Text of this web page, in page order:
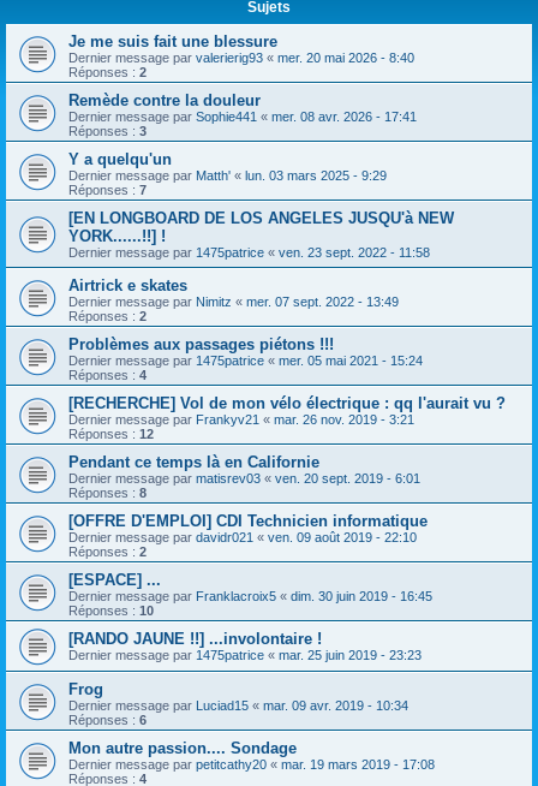
Sujets
Je me suis fait une blessure
Dernier message par valerierig93 « mer. 20 mai 2026 - 8:40
Réponses : 2
Remède contre la douleur
Dernier message par Sophie441 « mer. 08 avr. 2026 - 17:41
Réponses : 3
Y a quelqu'un
Dernier message par Matth' « lun. 03 mars 2025 - 9:29
Réponses : 7
[EN LONGBOARD DE LOS ANGELES JUSQU'à NEW
YORK......!!] !
Dernier message par 1475patrice « ven. 23 sept. 2022 - 11:58
Airtrick e skates
Dernier message par Nimitz « mer. 07 sept. 2022 - 13:49
Réponses : 2
Problèmes aux passages piétons !!!
Dernier message par 1475patrice « mer. 05 mai 2021 - 15:24
Réponses : 4
[RECHERCHE] Vol de mon vélo électrique : qq l'aurait vu ?
Dernier message par Frankyv21 « mar. 26 nov. 2019 - 3:21
Réponses : 12
Pendant ce temps là en Californie
Dernier message par matisrev03 « ven. 20 sept. 2019 - 6:01
Réponses : 8
[OFFRE D'EMPLOI] CDI Technicien informatique
Dernier message par davidr021 « ven. 09 août 2019 - 22:10
Réponses : 2
[ESPACE] ...
Dernier message par Franklacroix5 « dim. 30 juin 2019 - 16:45
Réponses : 10
[RANDO JAUNE !!] ...involontaire !
Dernier message par 1475patrice « mar. 25 juin 2019 - 23:23
Frog
Dernier message par Luciad15 « mar. 09 avr. 2019 - 10:34
Réponses : 6
Mon autre passion.... Sondage
Dernier message par petitcathy20 « mar. 19 mars 2019 - 17:08
Réponses : 4